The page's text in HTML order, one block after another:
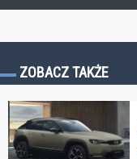
ZOBACZ TAKŻE